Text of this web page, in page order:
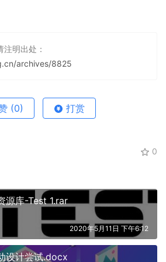
明出处：
archives/8825
(0) 打赏
0
源库-Test 1.rar
2020年5月11日 下午6:12
设计尝试.docx